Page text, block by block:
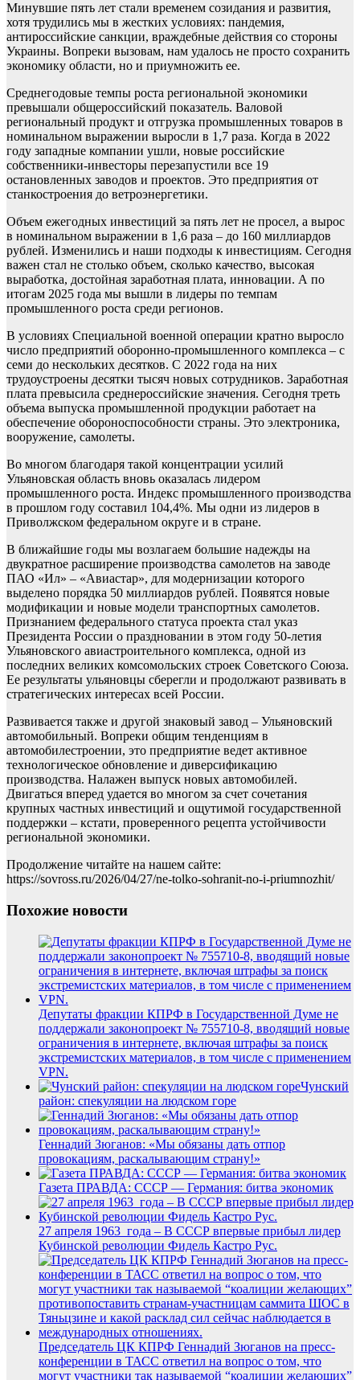
Минувшие пять лет стали временем созидания и развития,
хотя трудились мы в жестких условиях: пандемия,
антироссийские санкции, враждебные действия со стороны
Украины. Вопреки вызовам, нам удалось не просто сохранить
экономику области, но и приумножить ее.
Среднегодовые темпы роста региональной экономики
превышали общероссийский показатель. Валовой
региональный продукт и отгрузка промышленных товаров в
номинальном выражении выросли в 1,7 раза. Когда в 2022
году западные компании ушли, новые российские
собственники-инвесторы перезапустили все 19
остановленных заводов и проектов. Это предприятия от
станкостроения до ветроэнергетики.
Объем ежегодных инвестиций за пять лет не просел, а вырос
в номинальном выражении в 1,6 раза – до 160 миллиардов
рублей. Изменились и наши подходы к инвестициям. Сегодня
важен стал не столько объем, сколько качество, высокая
выработка, достойная заработная плата, инновации. А по
итогам 2025 года мы вышли в лидеры по темпам
промышленного роста среди регионов.
В условиях Специальной военной операции кратно выросло
число предприятий оборонно-промышленного комплекса – с
семи до нескольких десятков. С 2022 года на них
трудоустроены десятки тысяч новых сотрудников. Заработная
плата превысила среднероссийские значения. Сегодня треть
объема выпуска промышленной продукции работает на
обеспечение обороноспособности страны. Это электроника,
вооружение, самолеты.
Во многом благодаря такой концентрации усилий
Ульяновская область вновь оказалась лидером
промышленного роста. Индекс промышленного производства
в прошлом году составил 104,4%. Мы одни из лидеров в
Приволжском федеральном округе и в стране.
В ближайшие годы мы возлагаем большие надежды на
двукратное расширение производства самолетов на заводе
ПАО «Ил» – «Авиастар», для модернизации которого
выделено порядка 50 миллиардов рублей. Появятся новые
модификации и новые модели транспортных самолетов.
Признанием федерального статуса проекта стал указ
Президента России о праздновании в этом году 50-летия
Ульяновского авиастроительного комплекса, одной из
последних великих комсомольских строек Советского Союза.
Ее результаты ульяновцы сберегли и продолжают развивать в
стратегических интересах всей России.
Развивается также и другой знаковый завод – Ульяновский
автомобильный. Вопреки общим тенденциям в
автомобилестроении, это предприятие ведет активное
технологическое обновление и диверсификацию
производства. Налажен выпуск новых автомобилей.
Двигаться вперед удается во многом за счет сочетания
крупных частных инвестиций и ощутимой государственной
поддержки – кстати, проверенного рецепта устойчивости
региональной экономики.
Продолжение читайте на нашем сайте:
https://sovross.ru/2026/04/27/ne-tolko-sohranit-no-i-priumnozhit/
Похожие новости
Депутаты фракции КПРФ в Государственной Думе не
поддержали законопроект № 755710-8, вводящий новые
ограничения в интернете, включая штрафы за поиск
экстремистских материалов, в том числе с применением
VPN.
Чунский
район: спекуляции на людском горе
Геннадий Зюганов: «Мы обязаны дать отпор
провокациям, раскалывающим страну!»
Газета ПРАВДА: СССР — Германия: битва экономик
27 апреля 1963 года – В СССР впервые прибыл лидер
Кубинской революции Фидель Кастро Рус.
Председатель ЦК КПРФ Геннадий Зюганов на пресс-
конференции в ТАСС ответил на вопрос о том, что
могут участники так называемой “коалиции желающих”